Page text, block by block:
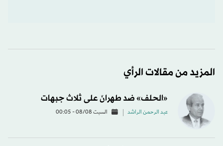
المزيد من مقالات الرأي
«الحلف» ضد طهرانَ على ثلاث جبهات
عبد الرحمن الراشد السبت 08/08 - 00:05